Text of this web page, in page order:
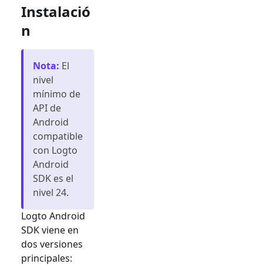
Instalació
n
Nota: El
nivel
mínimo de
API de
Android
compatible
con Logto
Android
SDK es el
nivel 24.
Logto Android
SDK viene en
dos versiones
principales: